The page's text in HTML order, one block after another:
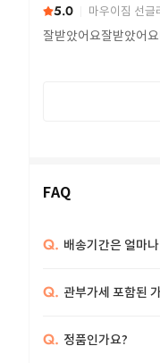
5.0 마우이짐 선
잘받았어요잘받았어
FAQ
Q. 배송기간은 얼마
Q. 관부가세 포함된
Q. 정품인가요?